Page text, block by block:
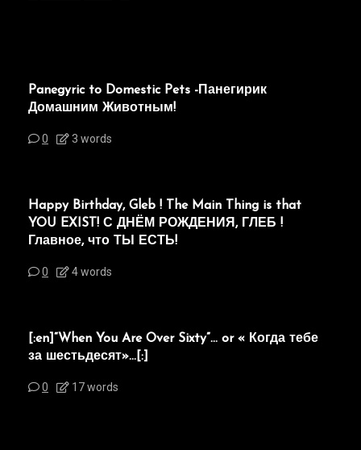
Panegyric to Domestic Pets -Панегирик
Домашним Животным!
0 3 words
Happy Birthday, Gleb ! The Main Thing is that
YOU EXIST! С ДНЁМ РОЖДЕНИЯ, ГЛЕБ !
Главное, что ТЫ ЕСТЬ!
0 4 words
[:en]“When You Are Over Sixty”… or « Когда тебе
за шестьдесят»…[:]
0 17 words